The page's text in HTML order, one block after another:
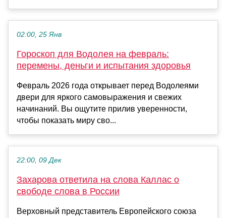
02:00, 25 Янв
Гороскоп для Водолея на февраль:
перемены, деньги и испытания здоровья
Февраль 2026 года открывает перед Водолеями
двери для яркого самовыражения и свежих
начинаний. Вы ощутите прилив уверенности,
чтобы показать миру сво...
22:00, 09 Дек
Захарова ответила на слова Каллас о
свободе слова в России
Верховный представитель Европейского союза